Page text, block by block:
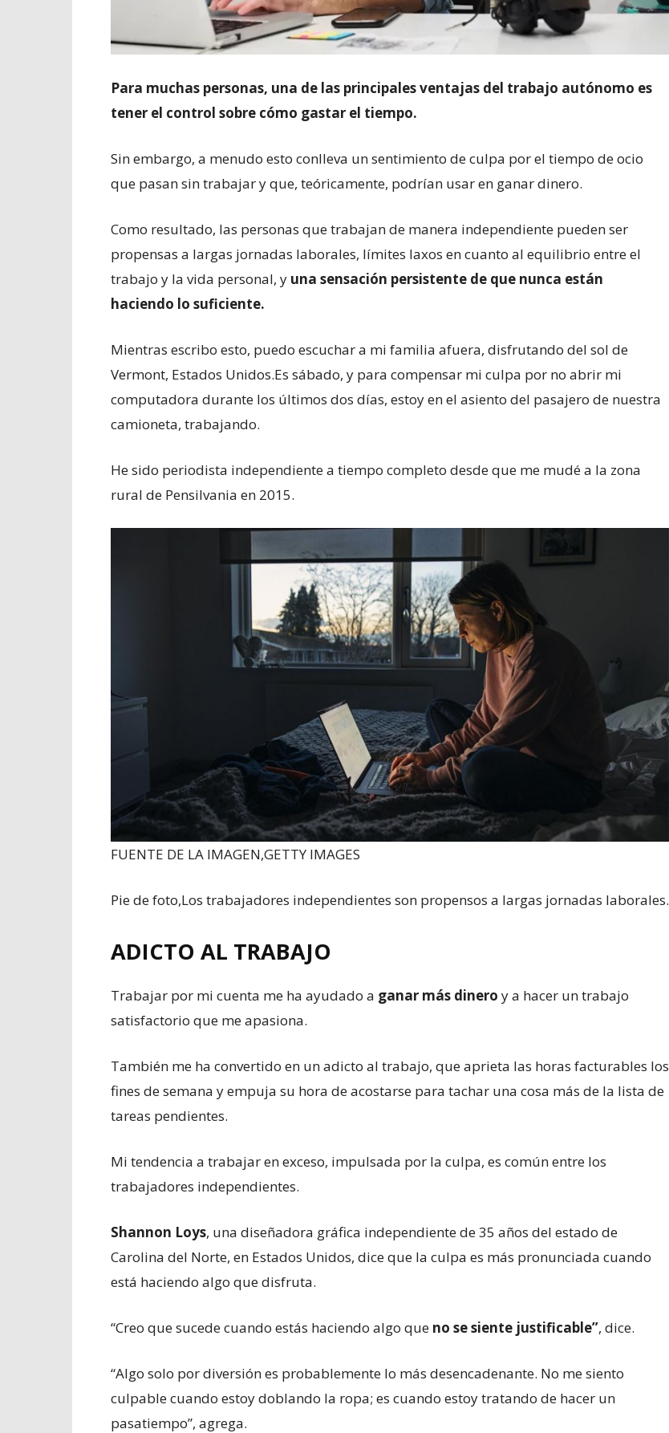
Para muchas personas, una de las principales ventajas del trabajo autónomo es
tener el control sobre cómo gastar el tiempo.
Sin embargo, a menudo esto conlleva un sentimiento de culpa por el tiempo de ocio
que pasan sin trabajar y que, teóricamente, podrían usar en ganar dinero.
Como resultado, las personas que trabajan de manera independiente pueden ser
propensas a largas jornadas laborales, límites laxos en cuanto al equilibrio entre el
trabajo y la vida personal, y una sensación persistente de que nunca están
haciendo lo suficiente.
Mientras escribo esto, puedo escuchar a mi familia afuera, disfrutando del sol de
Vermont, Estados Unidos.Es sábado, y para compensar mi culpa por no abrir mi
computadora durante los últimos dos días, estoy en el asiento del pasajero de nuestra
camioneta, trabajando.
He sido periodista independiente a tiempo completo desde que me mudé a la zona
rural de Pensilvania en 2015.
FUENTE DE LA IMAGEN,GETTY IMAGES
Pie de foto,Los trabajadores independientes son propensos a largas jornadas laborales.
ADICTO AL TRABAJO
Trabajar por mi cuenta me ha ayudado a ganar más dinero y a hacer un trabajo
satisfactorio que me apasiona.
También me ha convertido en un adicto al trabajo, que aprieta las horas facturables los
fines de semana y empuja su hora de acostarse para tachar una cosa más de la lista de
tareas pendientes.
Mi tendencia a trabajar en exceso, impulsada por la culpa, es común entre los
trabajadores independientes.
Shannon Loys, una diseñadora gráfica independiente de 35 años del estado de
Carolina del Norte, en Estados Unidos, dice que la culpa es más pronunciada cuando
está haciendo algo que disfruta.
“Creo que sucede cuando estás haciendo algo que no se siente justificable”, dice.
“Algo solo por diversión es probablemente lo más desencadenante. No me siento
culpable cuando estoy doblando la ropa; es cuando estoy tratando de hacer un
pasatiempo”, agrega.